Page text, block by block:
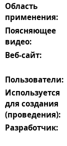
Область
применения:
Поясняющее
видео:
Веб-сайт:
Пользователи:
Используется
для создания
(проведения):
Разработчик: